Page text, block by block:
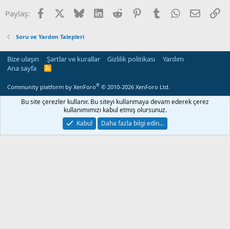
Paylaş: Facebook BlueskyLinkedInReddit PinterestTumblr WhatsApp
E-posta
Soru ve Yardım Talepleri
Bize ulaşın Şartlar ve kurallar Gizlilik politikası
Yardım
Ana sayfa
R
Community platform by XenForo® © 2010-2026 XenForo Ltd.
Bu site çerezler kullanır. Bu siteyi kullanmaya devam ederek çerez
kullanımımızı kabul etmiş olursunuz.
Kabul
Daha fazla bilgi edin…